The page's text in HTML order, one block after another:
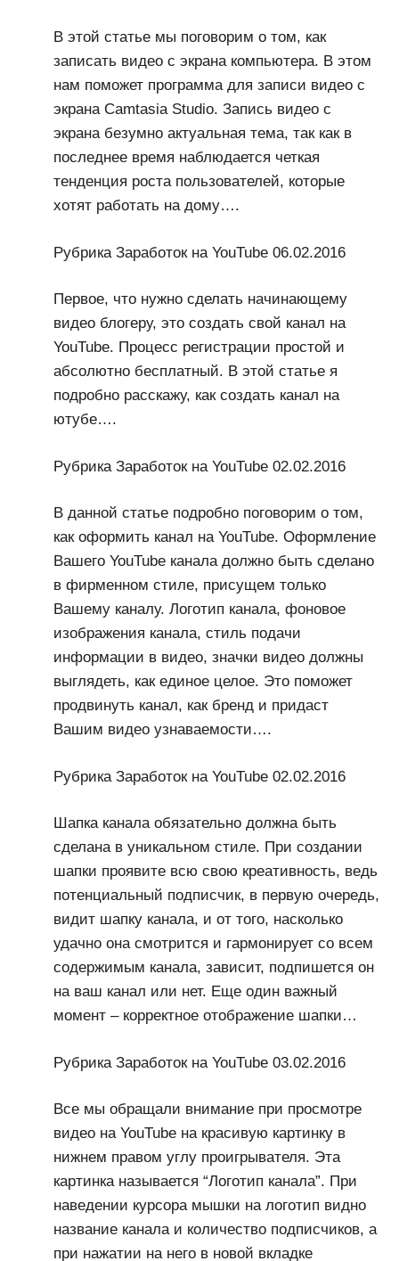
В этой статье мы поговорим о том, как
записать видео с экрана компьютера. В этом
нам поможет программа для записи видео с
экрана Camtasia Studio. Запись видео с
экрана безумно актуальная тема, так как в
последнее время наблюдается четкая
тенденция роста пользователей, которые
хотят работать на дому….
Рубрика Заработок на YouTube 06.02.2016
Первое, что нужно сделать начинающему
видео блогеру, это создать свой канал на
YouTube. Процесс регистрации простой и
абсолютно бесплатный. В этой статье я
подробно расскажу, как создать канал на
ютубе….
Рубрика Заработок на YouTube 02.02.2016
В данной статье подробно поговорим о том,
как оформить канал на YouTube. Оформление
Вашего YouTube канала должно быть сделано
в фирменном стиле, присущем только
Вашему каналу. Логотип канала, фоновое
изображения канала, стиль подачи
информации в видео, значки видео должны
выглядеть, как единое целое. Это поможет
продвинуть канал, как бренд и придаст
Вашим видео узнаваемости….
Рубрика Заработок на YouTube 02.02.2016
Шапка канала обязательно должна быть
сделана в уникальном стиле. При создании
шапки проявите всю свою креативность, ведь
потенциальный подписчик, в первую очередь,
видит шапку канала, и от того, насколько
удачно она смотрится и гармонирует со всем
содержимым канала, зависит, подпишется он
на ваш канал или нет. Еще один важный
момент – корректное отображение шапки…
Рубрика Заработок на YouTube 03.02.2016
Все мы обращали внимание при просмотре
видео на YouTube на красивую картинку в
нижнем правом углу проигрывателя. Эта
картинка называется “Логотип канала”. При
наведении курсора мышки на логотип видно
название канала и количество подписчиков, а
при нажатии на него в новой вкладке